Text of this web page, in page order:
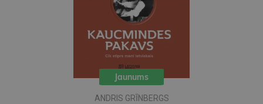
Jaunums
ANDRIS GRĪNBERGS